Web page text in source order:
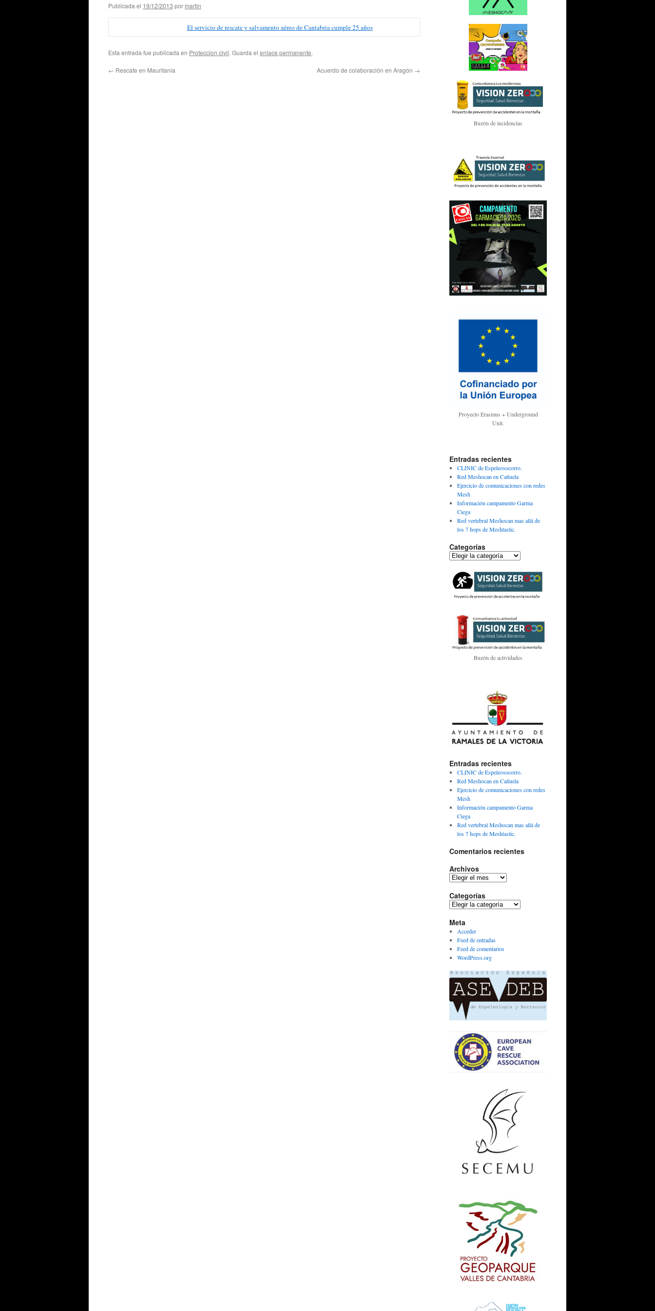
Publicada el 19/12/2013 por martin
El servicio de rescate y salvamento aéreo de Cantabria cumple 25 años
Esta entrada fue publicada en Proteccion civil. Guarda el enlace permanente.
← Rescate en Mauritania Acuerdo de colaboración en Aragón →
Buzón de incidencias
Proyecto Erasmus + Underground
Unit.
Entradas recientes
CLINIC de Espeleosocorro.
Red Meshocan en Cañuela
Ejercicio de comunicaciones con redes
Mesh
Información campamento Garma
Ciega
Red vertebral Meshocan mas allá de
los 7 hops de Meshtastic.
Categorías
Categorías
Buzón de actividades
Entradas recientes
CLINIC de Espeleosocorro.
Red Meshocan en Cañuela
Ejercicio de comunicaciones con redes
Mesh
Información campamento Garma
Ciega
Red vertebral Meshocan mas allá de
los 7 hops de Meshtastic.
Comentarios recientes
Archivos
Archivos
Categorías
Categorías
Meta
Acceder
Feed de entradas
Feed de comentarios
WordPress.org